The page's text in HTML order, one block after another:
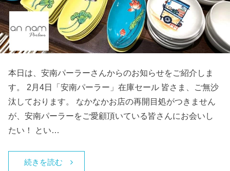
本日は、安南パーラーさんからのお知らせをご紹介しま
す。 2月4日「安南パーラー」在庫セール 皆さま、ご無沙
汰しております。 なかなかお店の再開目処がつきません
が、安南パーラーをご愛顧頂いている皆さんにお会いし
たい！ とい…
続きを読む